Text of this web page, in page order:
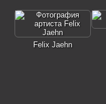
Felix Jaehn